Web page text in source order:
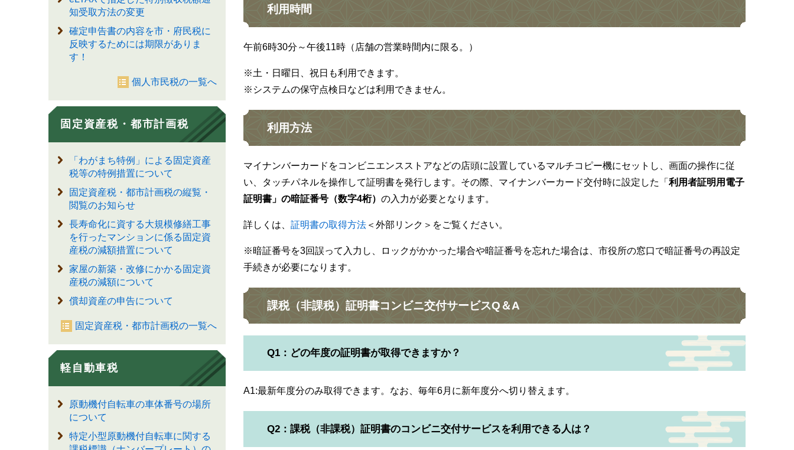
知受取方法の変更
確定申告書の内容を市・府民税に
反映するためには期限がありま
す！
個人市民税の一覧へ
固定資産税・都市計画税
「わがまち特例」による固定資産
税等の特例措置について
固定資産税・都市計画税の縦覧・
閲覧のお知らせ
長寿命化に資する大規模修繕工事
を行ったマンションに係る固定資
産税の減額措置について
家屋の新築・改修にかかる固定資
産税の減額について
償却資産の申告について
固定資産税・都市計画税の一覧へ
軽自動車税
原動機付自転車の車体番号の場所
について
特定小型原動機付自転車に関する
利用時間
午前6時30分～午後11時（店舗の営業時間内に限る。）
※土・日曜日、祝日も利用できます。
※システムの保守点検日などは利用できません。
利用方法
マイナンバーカードをコンビニエンスストアなどの店頭に設置しているマルチコピー機にセットし、画面の操作に従
い、タッチパネルを操作して証明書を発行します。その際、マイナンバーカード交付時に設定した「 利用者証明用電子
証明書」の暗証番号（数字4桁） の入力が必要となります。
詳しくは、 証明書の取得方法 ＜外部リンク＞ をご覧ください。
※暗証番号を3回誤って入力し、ロックがかかった場合や暗証番号を忘れた場合は、市役所の窓口で暗証番号の再設定
手続きが必要になります。
課税（非課税）証明書コンビニ交付サービスQ＆A
Q1：どの年度の証明書が取得できますか？
A1:最新年度分のみ取得できます。なお、毎年6月に新年度分へ切り替えます。
Q2：課税（非課税）証明書のコンビニ交付サービスを利用できる人は？